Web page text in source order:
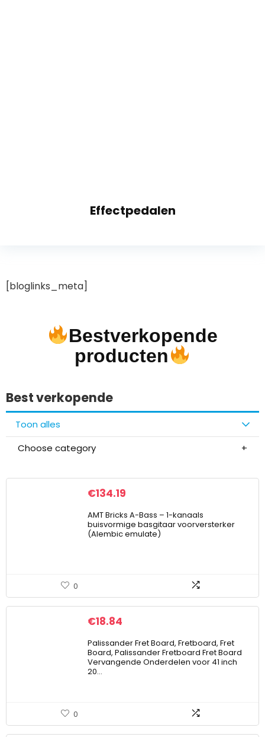
Effectpedalen
[bloglinks_meta]
Bestverkopende
producten
Best verkopende
Toon alles
Choose category
€134.19
AMT Bricks A-Bass – 1-kanaals
buisvormige basgitaar voorversterker
(Alembic emulate)
0
€18.84
Palissander Fret Board, Fretboard, Fret
Board, Palissander Fretboard Fret Board
Vervangende Onderdelen voor 41 inch
20…
0